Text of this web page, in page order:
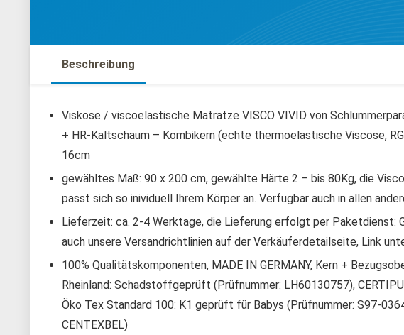
Beschreibung
Viskose / viscoelastische Matratze VISCO VIVID von
+ HR-Kaltschaum – Kombikern (echte thermoelastische Viscose,
16cm
gewähltes Maß: 90 x 200 cm, gewählte Härte 2 – bis 80Kg, die
passt sich so inividuell Ihrem Körper an. Verfügbar auch in allen
Lieferzeit: ca. 2-4 Werktage, die Lieferung erfolgt per Paketdienst:
auch unsere Versandrichtlinien auf der Verkäuferdetailseite, Link
100% Qualitätskomponenten, MADE IN GERMANY, Kern +
Rheinland: Schadstoffgeprüft (Prüfnummer: LH60130757),
Öko Tex Standard 100: K1 geprüft für Babys (Prüfnummer: S97-
CENTEXBEL)